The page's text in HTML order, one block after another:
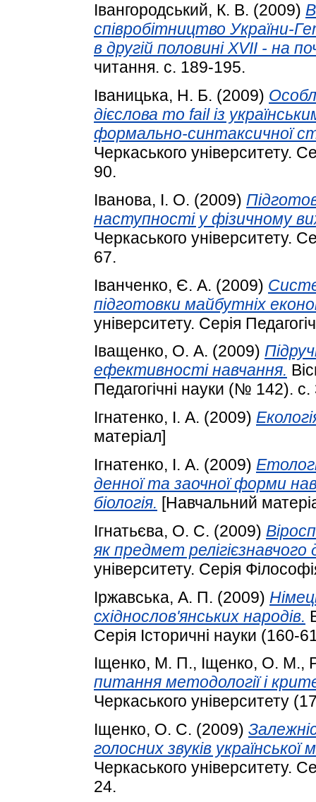
Івангородський, К. В. (2009)
співробітництво України-
в другій половині XVII - на
читання. с. 189-195.
Іваницька, Н. Б. (2009)
дієслова то fail із
формально-синтаксичної
Черкаського університету.
90.
Іванова, І. О. (2009)
наступності у фізичному
Черкаського університету.
67.
Іванченко, Є. А. (2009)
підготовки майбутніх
університету. Серія
Іващенко, О. А. (2009)
ефективності навчання.
Педагогічні науки (№ 142).
Ігнатенко, І. А. (2009)
матеріал]
Ігнатенко, І. А. (2009)
денної та заочної форми
біологія. [Навчальний
Ігнатьєва, О. С. (2009)
як предмет релігієзнавчого
університету. Серія
Іржавська, А. П. (2009)
східнослов'янських народів.
Серія Історичні науки
Іщенко, М. П., Іщенко, О. М.,
питання методології і
Черкаського університету
Іщенко, О. С. (2009)
голосних звуків
Черкаського університету.
24.